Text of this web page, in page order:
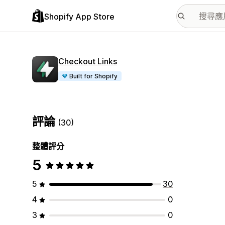
Shopify App Store
Checkout Links
Built for Shopify
評論 (30)
整體評分
5
5
30
4
0
3
0